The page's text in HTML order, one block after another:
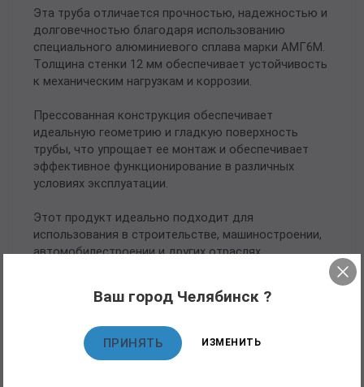
Эта труба отличается прочностью, надежностью и
долговечностью благодаря использованию
специального алюминиевого сплава марки АМГ6М.
Толщина стенки 12 мм обеспечивает устойчивость
к механическим нагрузкам и коррозии.
Прессованная конструкция обеспечивает
идеальную геометрию и гладкую поверхность
трубы, что упрощает ее монтаж и обеспечивает
эффективное функционирование в различных
условиях эксплуатации.
Этот продукт идеально подходит для
использования в строительстве, машиностроении,
автомобилестроении и других отраслях
конструкций.Ваш город Челябинск ?
ПРИНЯТЬ ИЗМЕНИТЬ